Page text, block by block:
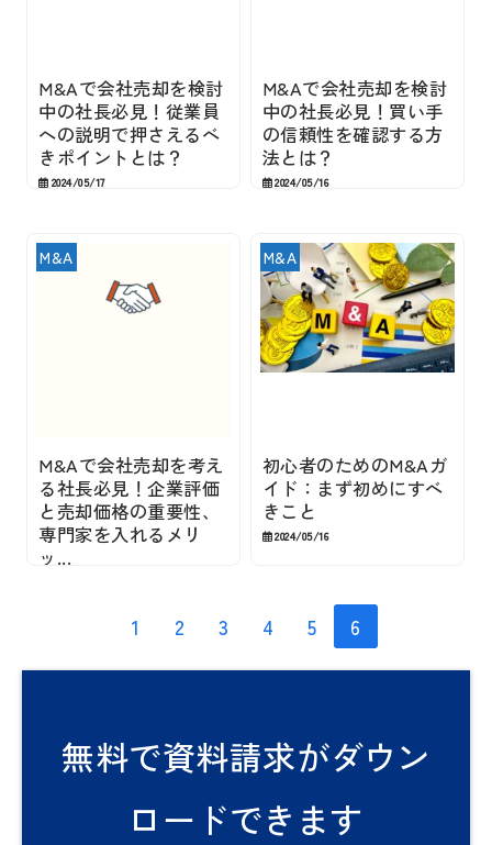
M&Aで会社売却を検討
中の社長必見！従業員
への説明で押さえるべ
きポイントとは？
2024/05/17
M&Aで会社売却を検討
中の社長必見！買い手
の信頼性を確認する方
法とは？
2024/05/16
M&A
M&Aで会社売却を考え
る社長必見！企業評価
と売却価格の重要性、
専門家を入れるメリ
ッ...
M&A
初心者のためのM&Aガ
イド：まず初めにすべ
きこと
2024/05/16
1 2 3 4 5 6
無料で資料請求がダウン
ロードできます